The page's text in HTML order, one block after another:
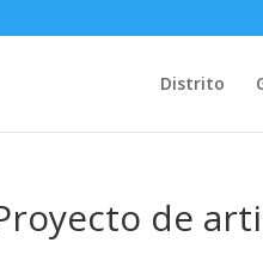
Distrito
de